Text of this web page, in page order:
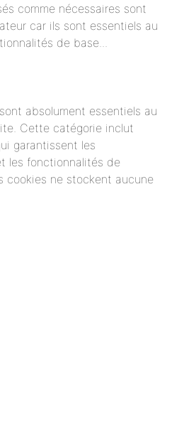
comme nécessaires sont
car ils sont essentiels au
de base...
absolument essentiels au
Cette catégorie inclut
garantissent les
les fonctionnalités de
cookies ne stockent aucune